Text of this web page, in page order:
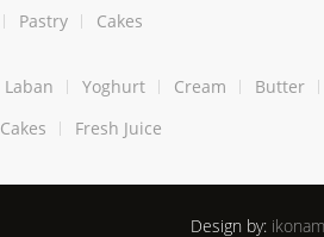
Pastry Cakes
Laban Yoghurt Cream Butter
Cakes Fresh Juice
Design by: